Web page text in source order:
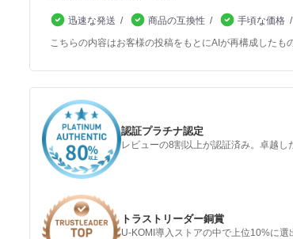
迅速な発送 商品の互換性 手頃な価格
こちらの内容はお客様の投稿をもとにAIが再構成した
認証プラチナ認定
レビューの8割以上が認証済み。卓越し
トラストリーダー銅賞
U-KOMI導入ストアの中で上位10%に